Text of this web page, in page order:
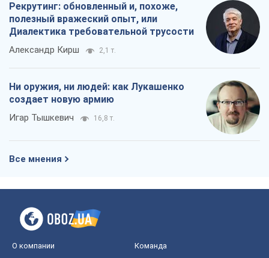
Рекрутинг: обновленный и, похоже,
полезный вражеский опыт, или
Диалектика требовательной трусости
Александр Кирш 2,1 т.
Ни оружия, ни людей: как Лукашенко
создает новую армию
Игар Тышкевич 16,8 т.
Все мнения
О компании Команда